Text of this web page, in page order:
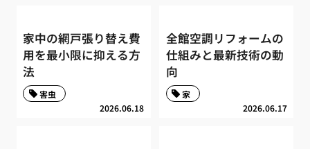
家中の網戸張り替え費
用を最小限に抑える方
法
2026.06.18
害虫
全館空調リフォームの
仕組みと最新技術の動
向
2026.06.17
家